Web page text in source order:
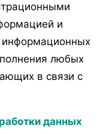
и
информационных
любых
в связи с
данных